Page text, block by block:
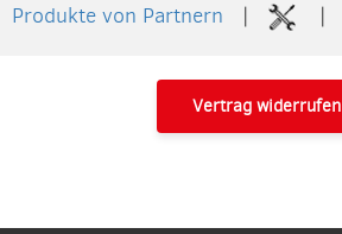
Produkte von Partnern
Vertrag widerrufen